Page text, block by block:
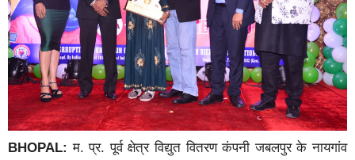
BHOPAL: म. प्र. पूर्व क्षेत्र विद्युत वितरण कंपनी जबलपुर के नायगांव